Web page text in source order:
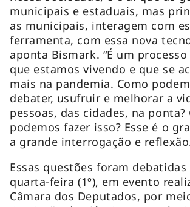
municipais e estaduais, mas
as municipais, interagem com
ferramenta, com essa nova
aponta Bismark. “É um
que estamos vivendo e que se
mais na pandemia. Como
debater, usufruir e melhorar a
pessoas, das cidades, na ponta?
podemos fazer isso? Esse é o
a grande interrogação e
Essas questões foram
quarta-feira (1º), em evento
Câmara dos Deputados, por